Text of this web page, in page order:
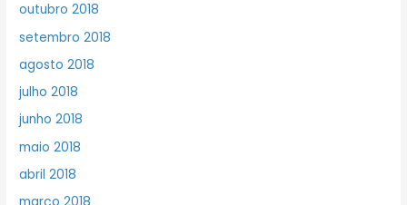
outubro 2018
setembro 2018
agosto 2018
julho 2018
junho 2018
maio 2018
abril 2018